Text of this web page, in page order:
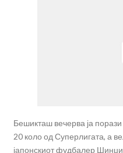
Бешикташ вечерва ја
20 коло од Суперлигата, а
јапонскиот фудбалер